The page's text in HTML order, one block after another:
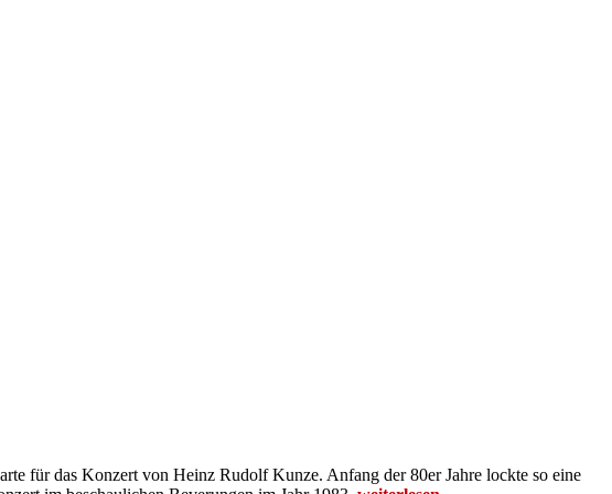
für das Konzert von Heinz Rudolf Kunze. Anfang der 80er Jahre lockte so eine